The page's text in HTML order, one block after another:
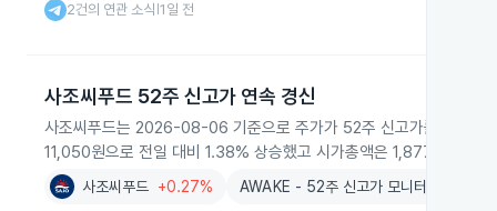
2건의 연관 소식 1일 전
사조씨푸드 52주 신고가 연속 경신
사조씨푸드는 2026-08-06 기준으로 주가가 52주 신고가를 연이어
11,050원으로 전일 대비 1.38% 상승했고 시가총액은 1,877억 원, 거
사조씨푸드 +0.27% AWAKE - 52주 신고가 모니터링